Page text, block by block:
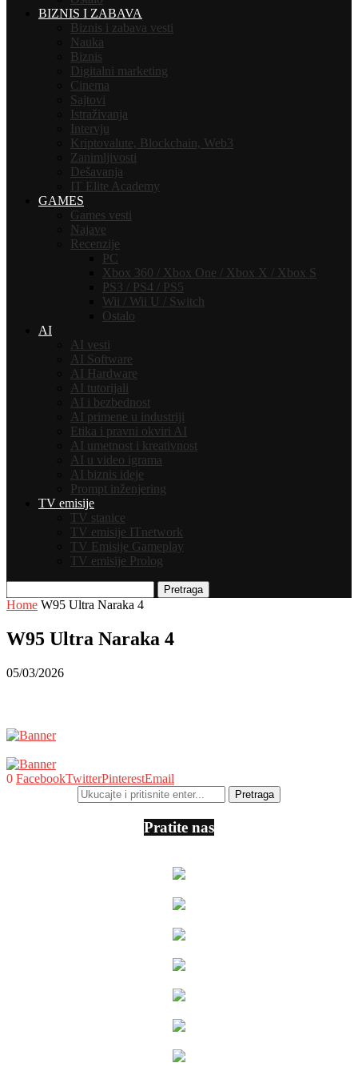
BIZNIS I ZABAVA
Biznis i zabava vesti
Nauka
Biznis
Digitalni marketing
Cinema
Sajtovi
Istraživanja
Intervju
Kriptovalute, Blockchain, Web3
Zanimljivosti
Dešavanja
IT Elite Academy
GAMES
Games vesti
Najave
Recenzije
PC
Xbox 360 / Xbox One / Xbox X / Xbox S
PS3 / PS4 / PS5
Wii / Wii U / Switch
Ostalo
AI
AI vesti
AI Software
AI Hardware
AI tutorijali
AI i bezbednost
AI primene u industriji
Etika i pravni okviri AI
AI umetnost i kreativnost
AI u video igrama
AI biznis ideje
Prompt inženjering
TV emisije
TV stanice
TV emisije ITnetwork
TV Emisije Gameplay
TV emisije Prolog
Pretraga
Home W95 Ultra Naraka 4
W95 Ultra Naraka 4
05/03/2026
0 FacebookTwitterPinterestEmail
Pratite nas